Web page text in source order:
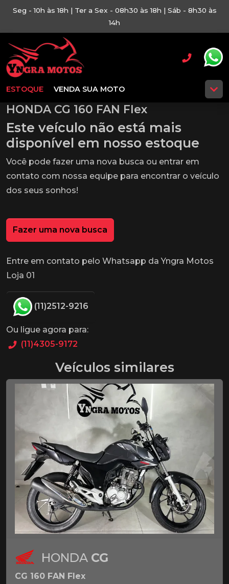
Seg - 10h às 18h | Ter a Sex - 08h30 às 18h | Sáb - 8h30 às
14h
ESTOQUE VENDA SUA MOTO
HONDA CG 160 FAN Flex
Este veículo não está mais
disponível em nosso estoque
Você pode fazer uma nova busca ou entrar em
contato com nossa equipe para encontrar o veículo
dos seus sonhos!
Fazer uma nova busca
Entre em contato pelo Whatsapp da Yngra Motos
Loja 01
(11)2512-9216
Ou ligue agora para:
(11)4305-9172
Veículos similares
HONDA CG
CG 160 FAN Flex